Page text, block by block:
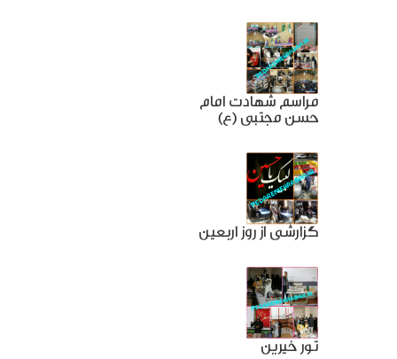
مراسم شهادت امام
حسن مجتبی (ع)
گزارشی از روز اربعین
تور خیرین